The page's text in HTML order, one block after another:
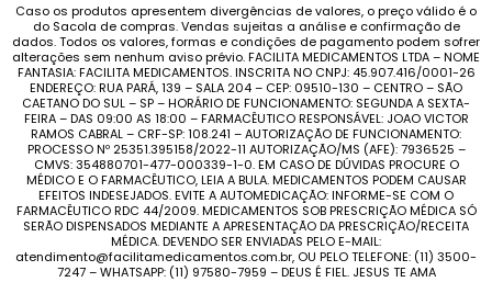
Caso os produtos apresentem divergências de valores, o preço válido é o
do Sacola de compras. Vendas sujeitas a análise e confirmação de
dados. Todos os valores, formas e condições de pagamento podem sofrer
alterações sem nenhum aviso prévio. FACILITA MEDICAMENTOS LTDA – NOME
FANTASIA: FACILITA MEDICAMENTOS. INSCRITA NO CNPJ: 45.907.416/0001-26
ENDEREÇO: RUA PARÁ, 139 – SALA 204 – CEP: 09510-130 – CENTRO – SÃO
CAETANO DO SUL – SP – HORÁRIO DE FUNCIONAMENTO: SEGUNDA A SEXTA-
FEIRA – DAS 09:00 AS 18:00 – FARMACÊUTICO RESPONSÁVEL: JOAO VICTOR
RAMOS CABRAL – CRF-SP: 108.241 – AUTORIZAÇÃO DE FUNCIONAMENTO:
PROCESSO Nº 25351.395158/2022-11 AUTORIZAÇÃO/MS (AFE): 7936525 –
CMVS: 354880701-477-000339-1-0. EM CASO DE DÚVIDAS PROCURE O
MÉDICO E O FARMACÊUTICO, LEIA A BULA. MEDICAMENTOS PODEM CAUSAR
EFEITOS INDESEJADOS. EVITE A AUTOMEDICAÇÃO: INFORME-SE COM O
FARMACÊUTICO RDC 44/2009. MEDICAMENTOS SOB PRESCRIÇÃO MÉDICA SÓ
SERÃO DISPENSADOS MEDIANTE A APRESENTAÇÃO DA PRESCRIÇÃO/RECEITA
MÉDICA. DEVENDO SER ENVIADAS PELO E-MAIL:
atendimento@facilitamedicamentos.com.br, OU PELO TELEFONE: (11) 3500-
7247 – WHATSAPP: (11) 97580-7959 – DEUS É FIEL. JESUS TE AMA